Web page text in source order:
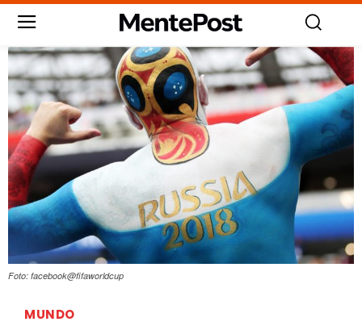
Foto: facebook@fifaworldcup
MUNDO